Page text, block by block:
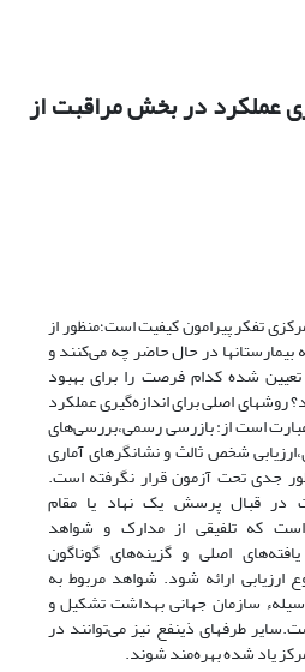
عملکرد در بخش مراقبت از
تفکر پیرامون کیفیت است؛منظور از
در حال حاضر چه می‌کنند و
شده‌ کدام فرصت را برای بهبود
روشهای اصلی برای اندازه‌گیری عملکرد
است از: بازرسی رسمی،بررسی‌های
شخص ثالث و نشانگرهای‌ آماری
جدی تحت آزمون قرار نگرفته است.
قبال پرسش یک نهاد یا مقام
که تلفیقی از مدارک و شواهد
اصلی و گزینه‌های گوناگون‌
ارائه شود. شواهد مربوط به
شبکهء مراقبت‌1به وسیلهء سازمان جهانی بهداشت تشکیل و
طرفهای ذینفع نیز می‌توانند در
یاد شده بهره‌مند شوند.